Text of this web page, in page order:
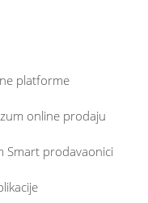
platforme
online prodaju
Smart prodavaonici